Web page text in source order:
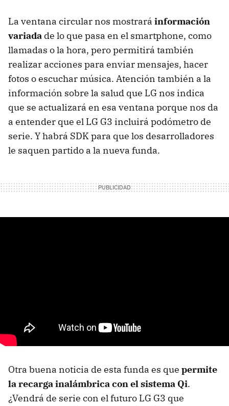
La ventana circular nos mostrará información
variada de lo que pasa en el smartphone, como
llamadas o la hora, pero permitirá también
realizar acciones para enviar mensajes, hacer
fotos o escuchar música. Atención también a la
información sobre la salud que LG nos indica
que se actualizará en esa ventana porque nos da
a entender que el LG G3 incluirá podómetro de
serie. Y habrá SDK para que los desarrolladores
le saquen partido a la nueva funda.
Otra buena noticia de esta funda es que permite
la recarga inalámbrica con el sistema Qi.
¿Vendrá de serie con el futuro LG G3 que